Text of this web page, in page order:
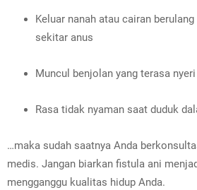
Keluar nanah atau cairan
sekitar anus
Muncul benjolan yang terasa
Rasa tidak nyaman saat duduk
…maka sudah saatnya Anda
medis. Jangan biarkan fistula ani
mengganggu kualitas hidup Anda.